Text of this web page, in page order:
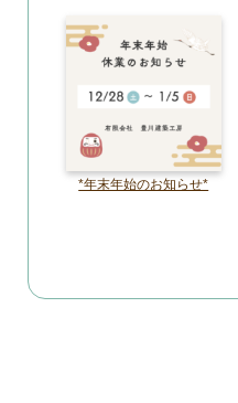
*年末年始のお知らせ*